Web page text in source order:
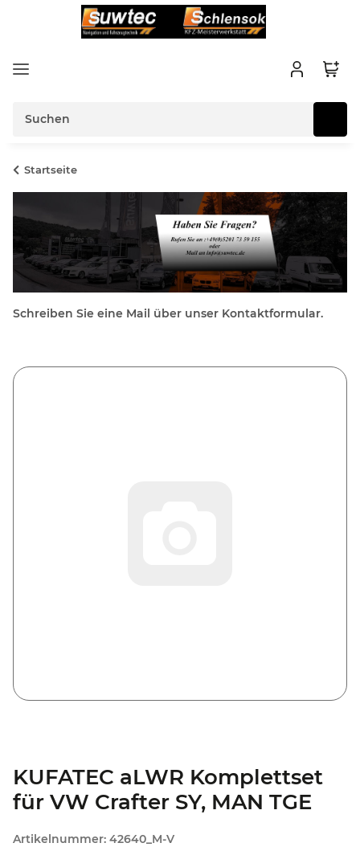
Startseite
Schreiben Sie eine Mail über unser Kontaktformular.
KUFATEC aLWR Komplettset
für VW Crafter SY, MAN TGE
Artikelnummer: 42640_M-V